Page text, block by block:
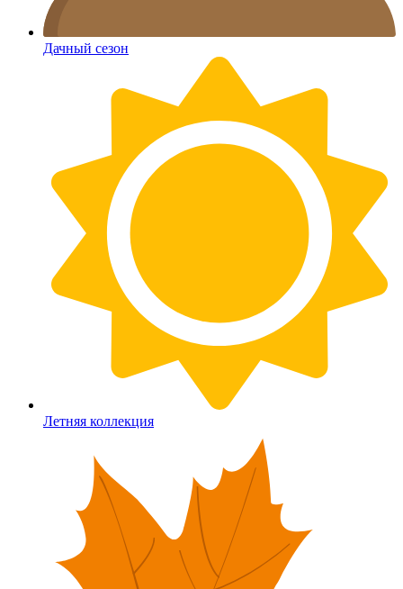
Дачный сезон
Летняя коллекция